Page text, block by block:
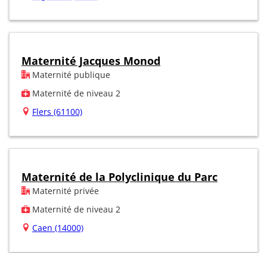
Maternité Jacques Monod
Maternité publique
Maternité de niveau 2
Flers (61100)
Maternité de la Polyclinique du Parc
Maternité privée
Maternité de niveau 2
Caen (14000)